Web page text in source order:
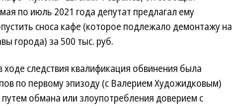
по июль 2021 года депутат предлагал ему
сноса кафе (которое подлежало демонтажу на
города) за 500 тыс. руб.
ходе следствия квалификация обвинения была
по первому эпизоду (с Валерием Художидковым)
обмана или злоупотребления доверием с